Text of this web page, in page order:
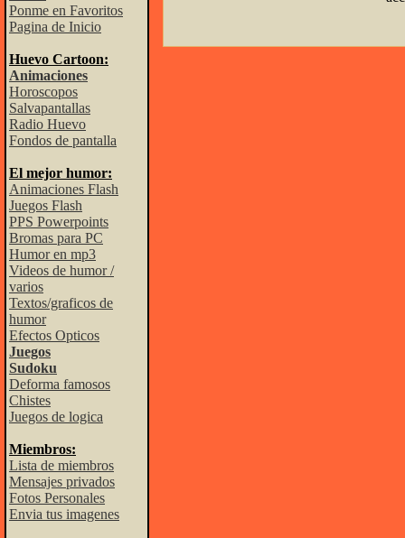
Ponme en Favoritos
Pagina de Inicio
Huevo Cartoon:
Animaciones
Horoscopos
Salvapantallas
Radio Huevo
Fondos de pantalla
El mejor humor:
Animaciones Flash
Juegos Flash
PPS Powerpoints
Bromas para PC
Humor en mp3
Videos de humor /
varios
Textos/graficos de
humor
Efectos Opticos
Juegos
Sudoku
Deforma famosos
Chistes
Juegos de logica
Miembros:
Lista de miembros
Mensajes privados
Fotos Personales
Envia tus imagenes